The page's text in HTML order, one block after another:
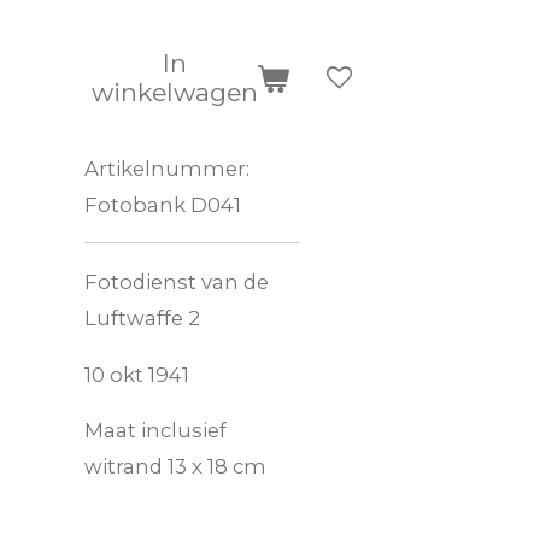
In
winkelwagen
Artikelnummer:
Fotobank D041
Fotodienst van de
Luftwaffe 2
10 okt 1941
Maat inclusief
witrand 13 x 18 cm